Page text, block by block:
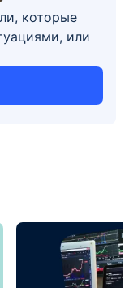
которые
или